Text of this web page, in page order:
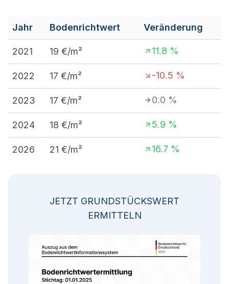
Jahr Bodenrichtwert Veränderung
2021 19 €/m² 11.8 %
2022 17 €/m² -10.5 %
2023 17 €/m² 0.0 %
2024 18 €/m² 5.9 %
2026 21 €/m² 16.7 %
JETZT GRUNDSTÜCKSWERT
ERMITTELN